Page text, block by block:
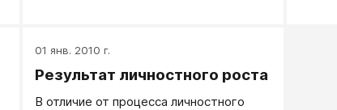
01 янв. 2010 г.
Результат личностного роста
В отличие от процесса личностного